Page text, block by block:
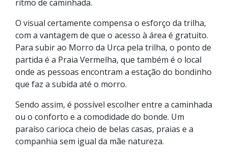
ritmo de caminhada.
O visual certamente compensa o esforço da trilha,
com a vantagem de que o acesso à área é gratuito.
Para subir ao Morro da Urca pela trilha, o ponto de
partida é a Praia Vermelha, que também é o local
onde as pessoas encontram a estação do bondinho
que faz a subida até o morro.
Sendo assim, é possível escolher entre a caminhada
ou o conforto e a comodidade do bonde. Um
paraíso carioca cheio de belas casas, praias e a
companhia sem igual da mãe natureza.